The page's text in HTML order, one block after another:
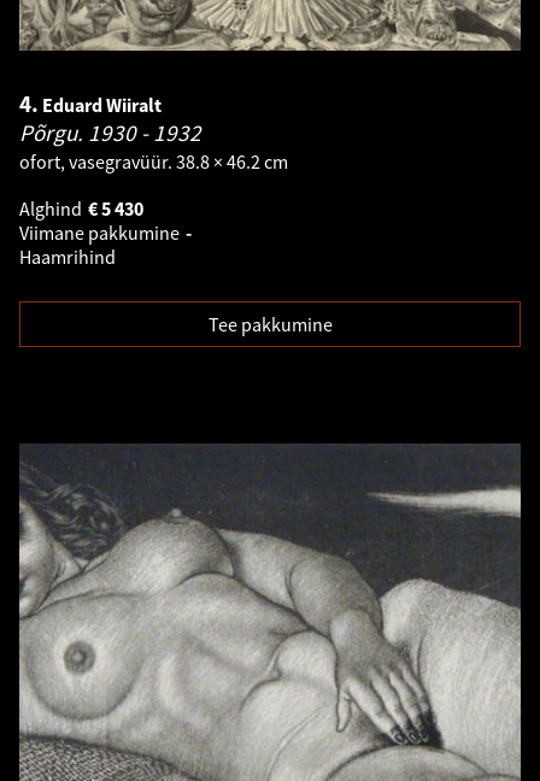
4. Eduard Wiiralt
Põrgu. 1930 - 1932
ofort, vasegravüür. 38.8 × 46.2 cm
Alghind
5 430
€
Viimane pakkumine -
Haamrihind
Tee pakkumine